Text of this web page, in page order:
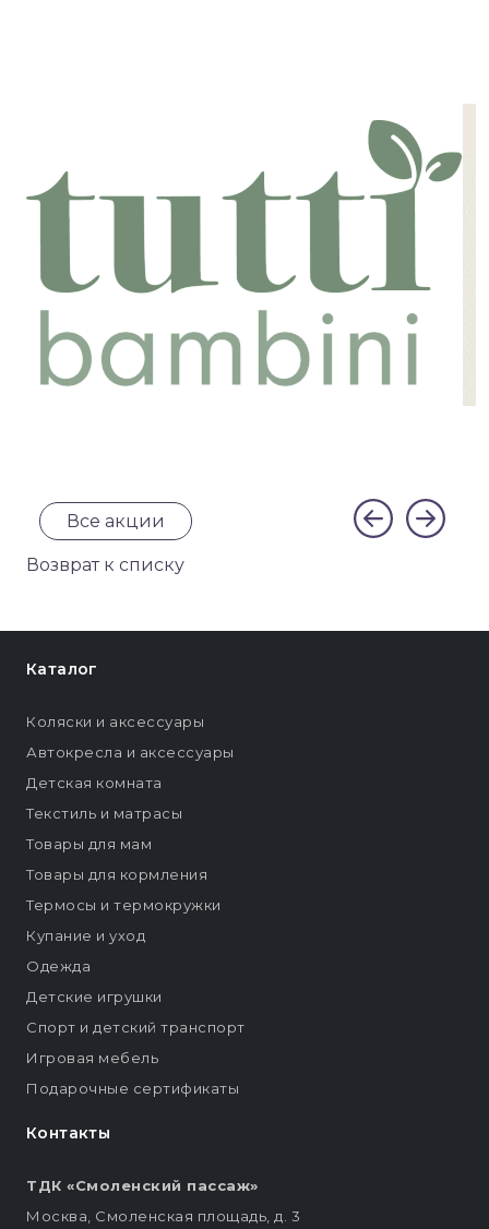
Все акции
Возврат к списку
Контакты
ТДК «Смоленский пассаж»
Москва, Смоленская площадь, д. 3
Каталог
Коляски и аксессуары
Автокресла и аксессуары
Детская комната
Текстиль и матрасы
Товары для мам
Товары для кормления
Термосы и термокружки
Купание и уход
Одежда
Детские игрушки
Спорт и детский транспорт
Игровая мебель
Подарочные сертификаты